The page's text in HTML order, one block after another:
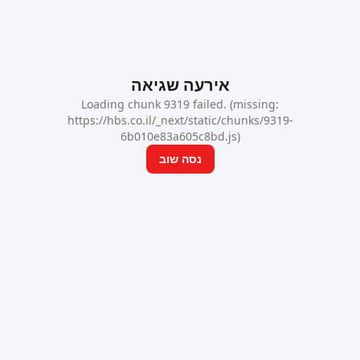
אירעה שגיאה
Loading chunk 9319 failed. (missing:
https://hbs.co.il/_next/static/chunks/9319-
6b010e83a605c8bd.js)